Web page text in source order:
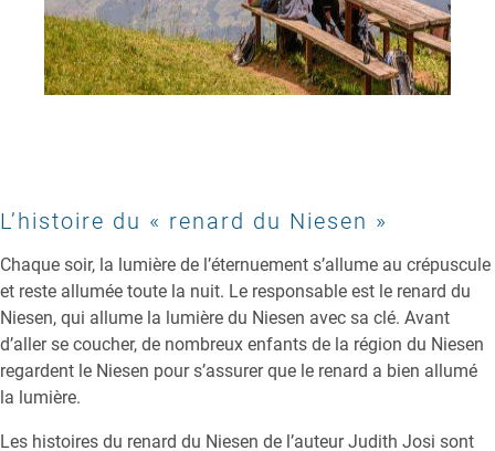
L’histoire du « renard du Niesen »
Chaque soir, la lumière de l’éternuement s’allume au crépuscule
et reste allumée toute la nuit. Le responsable est le renard du
Niesen, qui allume la lumière du Niesen avec sa clé. Avant
d’aller se coucher, de nombreux enfants de la région du Niesen
regardent le Niesen pour s’assurer que le renard a bien allumé
la lumière.
Les histoires du renard du Niesen de l’auteur Judith Josi sont